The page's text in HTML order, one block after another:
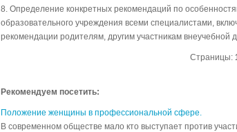
8. Определение конкретных рекомендаций по
образовательного учреждения всеми специалистами,
рекомендации родителям, другим участникам внеучебной
Страницы:
Рекомендуем посетить:
Положение женщины в профессиональной сфере.
В современном обществе мало кто выступает против